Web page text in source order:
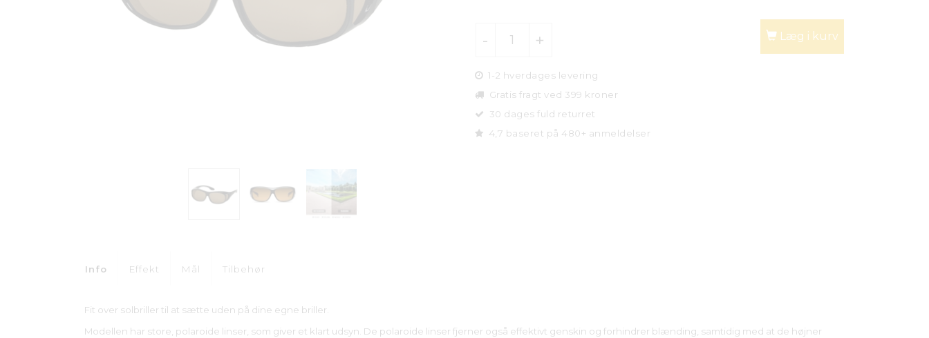
Læg i kurv
1-2 hverdages levering
Gratis fragt ved 399 kroner
30 dages fuld returret
4,7 baseret på 480+ anmeldelser
Info Effekt Mål Tilbehør
Fit over solbriller til at sætte uden på dine egne briller.
Modellen har store, polaroide linser, som giver et klart udsyn. De polaroide linser fjerner også effektivt genskin og forhindrer blænding, samtidig med at de højner